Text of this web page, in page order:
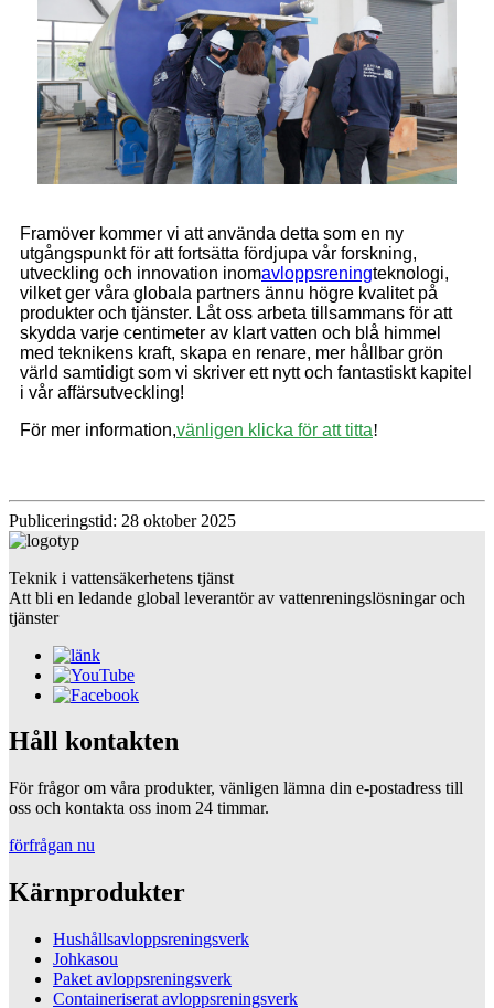
Framöver kommer vi att använda detta som en ny
utgångspunkt för att fortsätta fördjupa vår forskning,
utveckling och innovation inomavloppsreningteknologi,
vilket ger våra globala partners ännu högre kvalitet på
produkter och tjänster. Låt oss arbeta tillsammans för att
skydda varje centimeter av klart vatten och blå himmel
med teknikens kraft, skapa en renare, mer hållbar grön
värld samtidigt som vi skriver ett nytt och fantastiskt kapitel
i vår affärsutveckling!
För mer information,vänligen klicka för att titta!
Publiceringstid: 28 oktober 2025
Teknik i vattensäkerhetens tjänst
Att bli en ledande global leverantör av vattenreningslösningar och
tjänster
Håll kontakten
För frågor om våra produkter, vänligen lämna din e-postadress till
oss och kontakta oss inom 24 timmar.
förfrågan nu
Kärnprodukter
Hushållsavloppsreningsverk
Johkasou
Paket avloppsreningsverk
Containeriserat avloppsreningsverk